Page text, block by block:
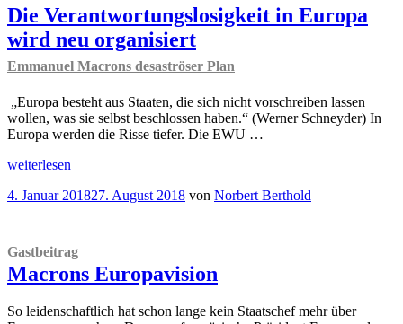
Lösung
Die
Politik
destabilisiert
den
und
zerrüttet
Europa“
Die Verantwortungslosigkeit in Europa
wird neu organisiert
Emmanuel Macrons desaströser Plan
„Europa besteht aus Staaten, die sich nicht vorschreiben lassen
wollen, was sie selbst beschlossen haben.“ (Werner Schneyder) In
Europa werden die Risse tiefer. Die EWU …
„Die
in
neu
organisiert
Emmanuel
desaströser
weiterlesen
Veröffentlicht
4. Januar 201827. August 2018 von Norbert Berthold
Gastbeitrag
Macrons Europavision
So leidenschaftlich hat schon lange kein Staatschef mehr über